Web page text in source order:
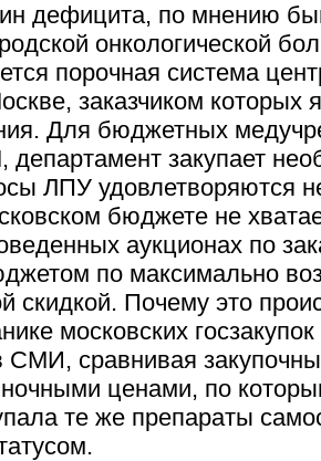
дефицита, по мнению
онкологической
порочная система
заказчиком которых
Для бюджетных
департамент закупает
ЛПУ удовлетворяются
бюджете не
аукционах по
по максимально
скидкой. Почему это
московских
СМИ, сравнивая
ценами, по
те же препараты